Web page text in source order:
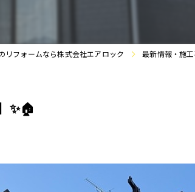
リフォームなら株式会社エアロック 最新情報・施
✨🏠